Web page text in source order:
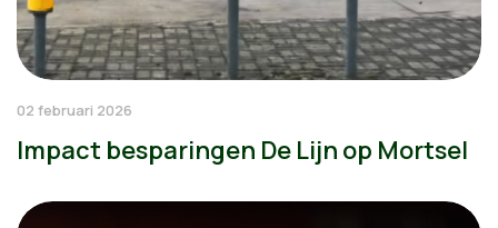
02 februari 2026
Impact besparingen De Lijn op Mortsel